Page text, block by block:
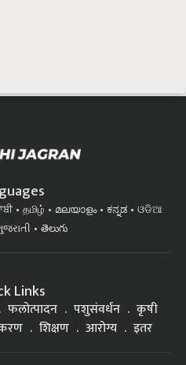
தமிழ்
తెలుగు
फलोत्पादन
शिक्षण आरोग्य इतर